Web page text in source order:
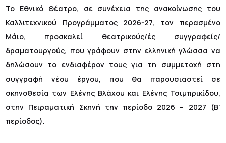
Το Εθνικό Θέατρο, σε συνέχεια της ανακοίνωσης του
Καλλιτεχνικού Προγράμματος 2026-27, τον περασμένο
Μάιο, προσκαλεί θεατρικούς/ές συγγραφείς/
δραματουργούς, που γράφουν στην ελληνική γλώσσα να
δηλώσουν το ενδιαφέρον τους για τη συμμετοχή στη
συγγραφή νέου έργου, που θα παρουσιαστεί σε
σκηνοθεσία των Ελένης Βλάχου και Ελένης Τσιμπρικίδου,
στην Πειραματική Σκηνή την περίοδο 2026 – 2027 (Β’
περίοδος).